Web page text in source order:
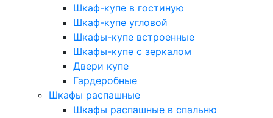
Шкаф-купе в гостиную
Шкаф-купе угловой
Шкафы-купе встроенные
Шкафы-купе с зеркалом
Двери купе
Гардеробные
Шкафы распашные
Шкафы распашные в спальню